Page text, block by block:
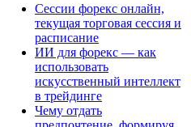
Сессии форекс онлайн,
текущая торговая сессия и
расписание
ИИ для форекс — как
использовать
искусственный интеллект
в трейдинге
Чему отдать